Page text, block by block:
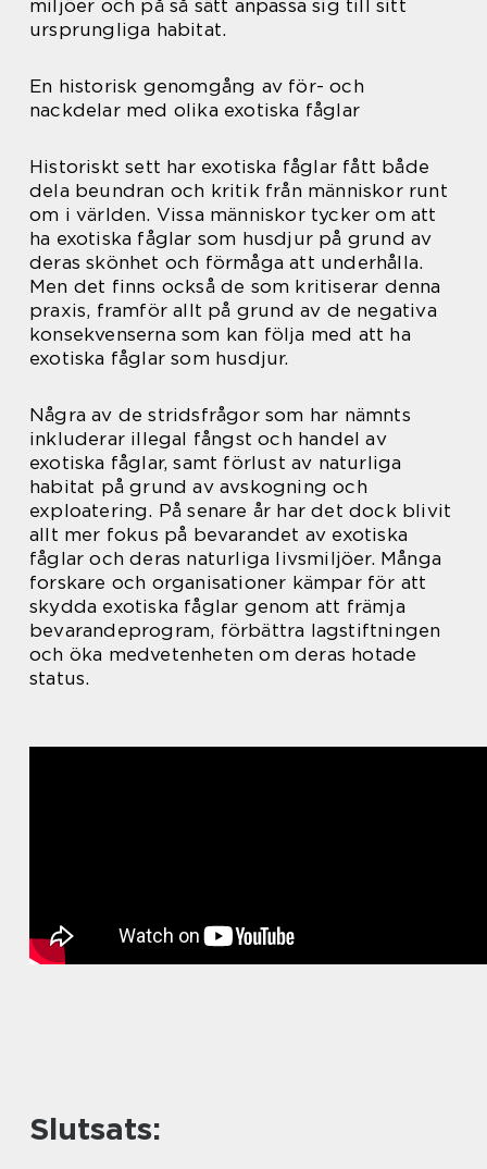
miljöer och på så sätt anpassa sig till sitt
ursprungliga habitat.
En historisk genomgång av för- och
nackdelar med olika exotiska fåglar
Historiskt sett har exotiska fåglar fått både
dela beundran och kritik från människor runt
om i världen. Vissa människor tycker om att
ha exotiska fåglar som husdjur på grund av
deras skönhet och förmåga att underhålla.
Men det finns också de som kritiserar denna
praxis, framför allt på grund av de negativa
konsekvenserna som kan följa med att ha
exotiska fåglar som husdjur.
Några av de stridsfrågor som har nämnts
inkluderar illegal fångst och handel av
exotiska fåglar, samt förlust av naturliga
habitat på grund av avskogning och
exploatering. På senare år har det dock blivit
allt mer fokus på bevarandet av exotiska
fåglar och deras naturliga livsmiljöer. Många
forskare och organisationer kämpar för att
skydda exotiska fåglar genom att främja
bevarandeprogram, förbättra lagstiftningen
och öka medvetenheten om deras hotade
status.
Slutsats: